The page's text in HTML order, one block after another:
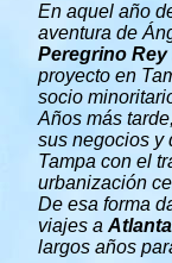
En aquel año
aventura de
Peregrino Rey
proyecto en
socio
Años más
sus negocios y
Tampa con el
urbanización
De esa forma
viajes a Atlanta
largos años